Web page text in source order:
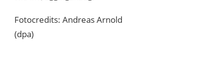
Fotocredits: Andreas Arnold
(dpa)